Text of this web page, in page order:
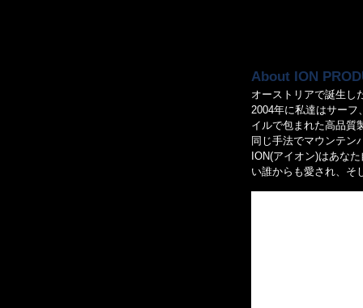
About ION
オーストリアで誕生し
2004年に私達はサーフ
イルで包まれた高品質
同じ手法でマウンテン
ION(アイオン)はあな
い誰からも愛され、そ